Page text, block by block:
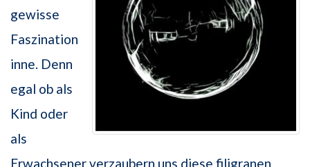
gewisse
Faszination
inne. Denn
egal ob als
Kind oder
als
Erwachsener verzaubern uns diese filigranen